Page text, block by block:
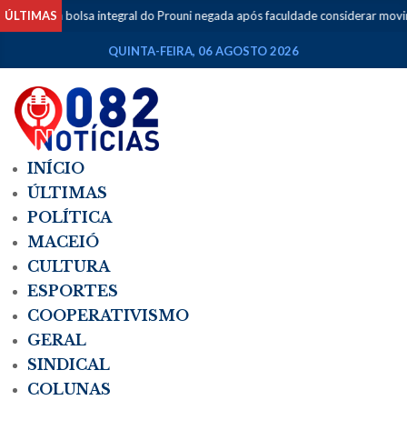
ÚLTIMAS
tem bolsa integral do Prouni negada após faculdade considerar
QUINTA-FEIRA, 06 AGOSTO 2026
INÍCIO
ÚLTIMAS
POLÍTICA
MACEIÓ
CULTURA
ESPORTES
COOPERATIVISMO
GERAL
SINDICAL
COLUNAS